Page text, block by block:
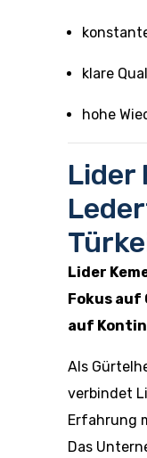
klare
hohe
Lider
Lider
Fokus auf
auf
Als
verbindet
Erfahrung
Das